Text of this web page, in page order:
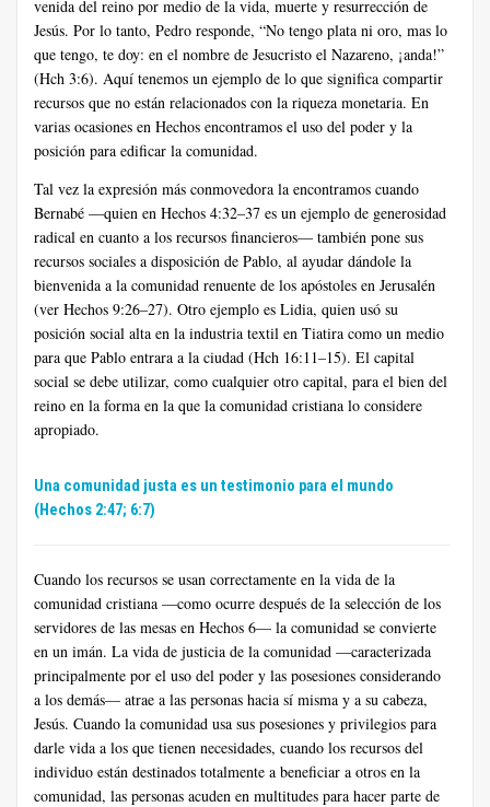
venida del reino por medio de la vida, muerte y resurrección de
Jesús. Por lo tanto, Pedro responde, “No tengo plata ni oro, mas lo
que tengo, te doy: en el nombre de Jesucristo el Nazareno, ¡anda!”
(Hch 3:6). Aquí tenemos un ejemplo de lo que significa compartir
recursos que no están relacionados con la riqueza monetaria. En
varias ocasiones en Hechos encontramos el uso del poder y la
posición para edificar la comunidad.
Tal vez la expresión más conmovedora la encontramos cuando
Bernabé —quien en Hechos 4:32–37 es un ejemplo de generosidad
radical en cuanto a los recursos financieros— también pone sus
recursos sociales a disposición de Pablo, al ayudar dándole la
bienvenida a la comunidad renuente de los apóstoles en Jerusalén
(ver Hechos 9:26–27). Otro ejemplo es Lidia, quien usó su
posición social alta en la industria textil en Tiatira como un medio
para que Pablo entrara a la ciudad (Hch 16:11–15). El capital
social se debe utilizar, como cualquier otro capital, para el bien del
reino en la forma en la que la comunidad cristiana lo considere
apropiado.
Una comunidad justa es un testimonio para el mundo
(Hechos 2:47; 6:7)
Cuando los recursos se usan correctamente en la vida de la
comunidad cristiana —como ocurre después de la selección de los
servidores de las mesas en Hechos 6— la comunidad se convierte
en un imán. La vida de justicia de la comunidad —caracterizada
principalmente por el uso del poder y las posesiones considerando
a los demás— atrae a las personas hacia sí misma y a su cabeza,
Jesús. Cuando la comunidad usa sus posesiones y privilegios para
darle vida a los que tienen necesidades, cuando los recursos del
individuo están destinados totalmente a beneficiar a otros en la
comunidad, las personas acuden en multitudes para hacer parte de